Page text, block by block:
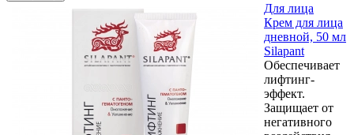
Для лица
Крем для лица
дневной, 50 мл
Silapant
Обеспечивает
лифтинг-
эффект.
Защищает от
негативного